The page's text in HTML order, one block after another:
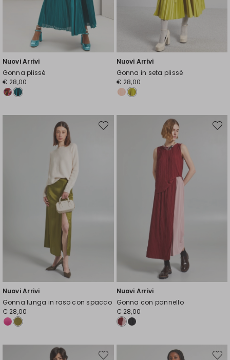
Nuovi Arrivi
Gonna plissè
€ 28,00
Nuovi Arrivi
Gonna in seta plissé
€ 28,00
Nuovi Arrivi
Gonna lunga in raso con spacco
€ 28,00
Sposta
Nuovi Arrivi
Gonna con pannello
€ 28,00
Sposta